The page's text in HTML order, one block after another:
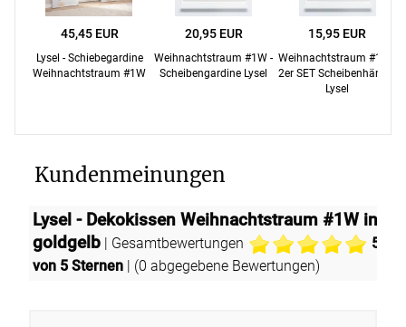
45,45 EUR
Lysel - Schiebegardine
Weihnachtstraum #1W
20,95 EUR
Weihnachtstraum #1W -
Scheibengardine Lysel
15,95 EUR
Weihnachtstraum #1W -
2er SET Scheibenhänger
Lysel
Kundenmeinungen
Lysel - Dekokissen Weihnachtstraum #1W in
goldgelb| Gesamtbewertungen
5
von 5 Sternen
| (0 abgegebene Bewertungen)